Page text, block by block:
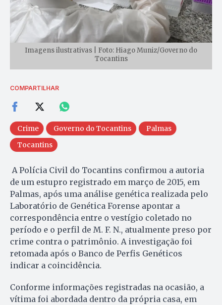
Imagens ilustrativas | Foto: Hiago Muniz/Governo do
Tocantins
COMPARTILHAR
Crime Governo do Tocantins
Palmas
Tocantins
A Polícia Civil do Tocantins confirmou a autoria
de um estupro registrado em março de 2015, em
Palmas, após uma análise genética realizada pelo
Laboratório de Genética Forense apontar a
correspondência entre o vestígio coletado no
período e o perfil de M. F. N., atualmente preso por
crime contra o patrimônio. A investigação foi
retomada após o Banco de Perfis Genéticos
indicar a coincidência.
Conforme informações registradas na ocasião, a
vítima foi abordada dentro da própria casa, em